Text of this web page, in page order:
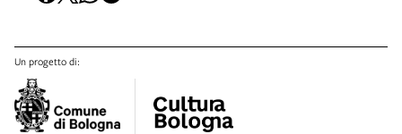
Un progetto di: